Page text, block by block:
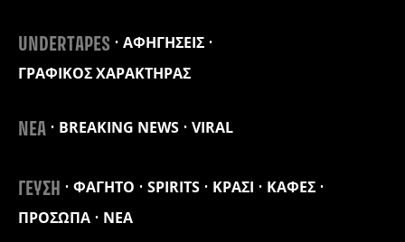
UNDERTAPES
ΑΦΗΓΗΣΕΙΣ
ΓΡΑΦΙΚΟΣ ΧΑΡΑΚΤΗΡΑΣ
ΝΕΑ BREAKING NEWS VIRAL
ΓΕΥΣΗ ΦΑΓΗΤΟ SPIRITS ΚΡΑΣΙ
ΚΑΦΕΣ
ΠΡΟΣΩΠΑ
ΝΕΑ